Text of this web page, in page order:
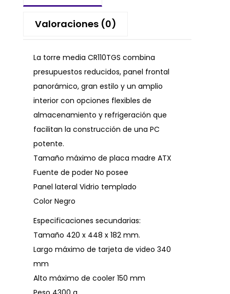
Valoraciones (0)
La torre media CR110TGS combina
presupuestos reducidos, panel frontal
panorámico, gran estilo y un amplio
interior con opciones flexibles de
almacenamiento y refrigeración que
facilitan la construcción de una PC
potente.
Tamaño máximo de placa madre ATX
Fuente de poder No posee
Panel lateral Vidrio templado
Color Negro
Especificaciones secundarias:
Tamaño 420 x 448 x 182 mm.
Largo máximo de tarjeta de video 340
mm
Alto máximo de cooler 150 mm